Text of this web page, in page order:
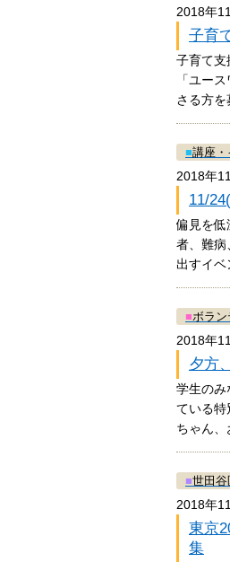
2018年
子育
子育て支
「ユー
さる方
■講座・
2018年
11/
偏見を低
者、難病
出すイ
■ボラン
2018年
夕方
学生のみ
ている特
ちゃん
■世田谷
2018年
東京
集